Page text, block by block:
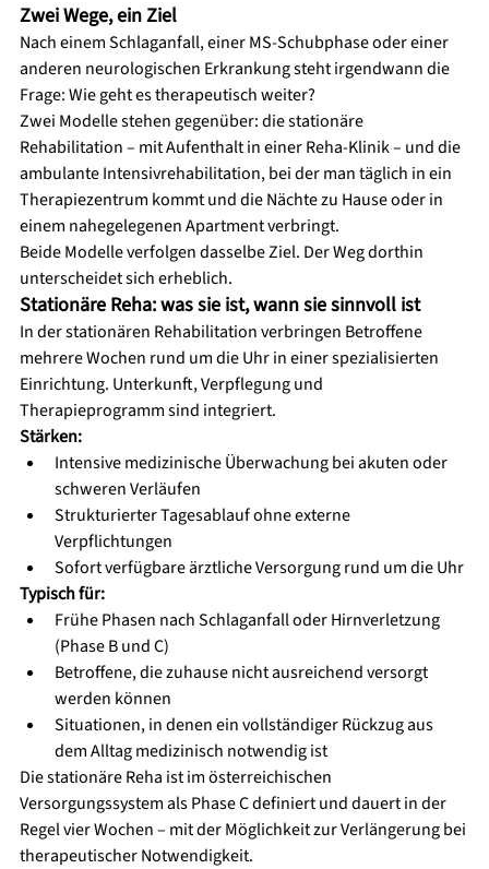
Zwei Wege, ein Ziel
Nach einem Schlaganfall, einer MS-Schubphase oder einer
anderen neurologischen Erkrankung steht irgendwann die
Frage: Wie geht es therapeutisch weiter?
Zwei Modelle stehen gegenüber: die stationäre
Rehabilitation – mit Aufenthalt in einer Reha-Klinik – und die
ambulante Intensivrehabilitation, bei der man täglich in ein
Therapiezentrum kommt und die Nächte zu Hause oder in
einem nahegelegenen Apartment verbringt.
Beide Modelle verfolgen dasselbe Ziel. Der Weg dorthin
unterscheidet sich erheblich.
Stationäre Reha: was sie ist, wann sie sinnvoll ist
In der stationären Rehabilitation verbringen Betroffene
mehrere Wochen rund um die Uhr in einer spezialisierten
Einrichtung. Unterkunft, Verpflegung und
Therapieprogramm sind integriert.
Stärken:
Intensive medizinische Überwachung bei akuten oder
schweren Verläufen
Strukturierter Tagesablauf ohne externe
Verpflichtungen
Sofort verfügbare ärztliche Versorgung rund um die Uhr
Typisch für:
Frühe Phasen nach Schlaganfall oder Hirnverletzung
(Phase B und C)
Betroffene, die zuhause nicht ausreichend versorgt
werden können
Situationen, in denen ein vollständiger Rückzug aus
dem Alltag medizinisch notwendig ist
Die stationäre Reha ist im österreichischen
Versorgungssystem als Phase C definiert und dauert in der
Regel vier Wochen – mit der Möglichkeit zur Verlängerung bei
therapeutischer Notwendigkeit.